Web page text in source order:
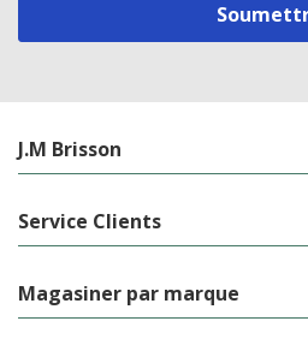
J.M Brisson
Service Clients
Magasiner par marque